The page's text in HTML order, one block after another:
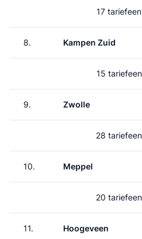
17
8. Kampen Zuid
15
9. Zwolle
28
10. Meppel
20
11. Hoogeveen